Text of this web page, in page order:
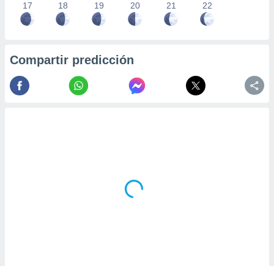
17 18 19 20 21 22
Compartir predicción